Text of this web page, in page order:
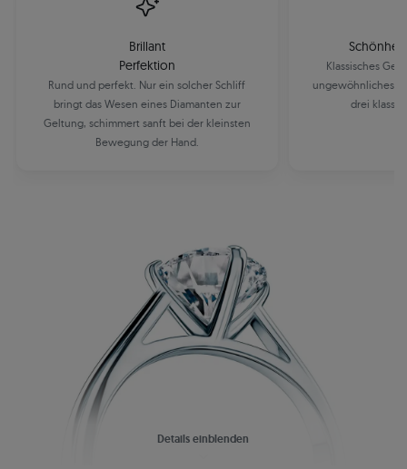
Brillant
Perfektion
Rund und perfekt. Nur ein solcher Schliff
bringt das Wesen eines Diamanten zur
Geltung, schimmert sanft bei der kleinsten
Bewegung der Hand.
Klassisches
ungewöhnliches
drei
Details einblenden